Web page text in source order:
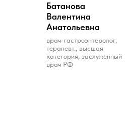
Бaтaновa
Вaлентинa
Aнaтольевнa
врач-гастроэнтеролог,
терапевт., высшая
категория, зaслуженный
врaч РФ